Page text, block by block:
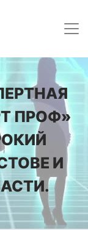
ПРОФ»
И